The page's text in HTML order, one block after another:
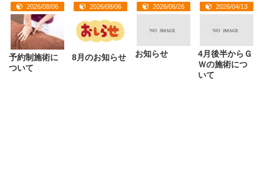
2026/08/06
予約制施術に
ついて
2026/08/06
8月のお知らせ
2026/06/26
お知らせ
2026/04/13
4月後半からＧ
Ｗの施術につ
いて